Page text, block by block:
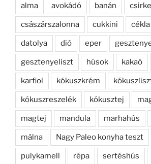
alma avokádó banán
császárszalonna cukkini cékla
datolya dió eper
gesztenyeliszt húsok kakaó
karfiol kókuszkrém
kókuszreszelék kókusztej
magtej mandula marhahús
málna Nagy Paleo konyha teszt
pulykamell répa sertéshús